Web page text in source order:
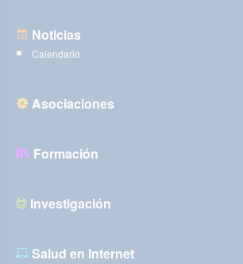
Noticias
Calendario
Asociaciones
Formación
Investigación
Salud en Internet